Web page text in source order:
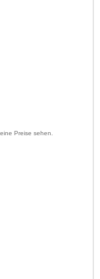
Preise sehen.